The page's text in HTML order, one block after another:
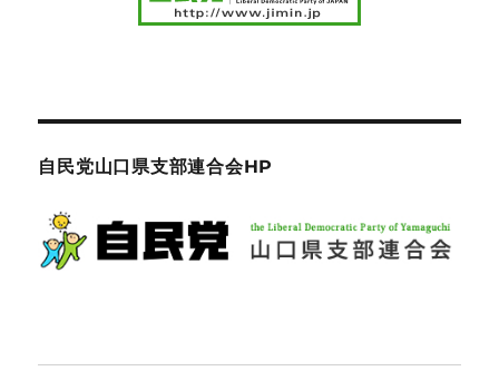
自民党山口県支部連合会HP